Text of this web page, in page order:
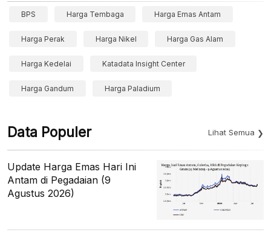
BPS Harga Tembaga Harga Emas Antam
Harga Perak Harga Nikel Harga Gas Alam
Harga Kedelai Katadata Insight Center
Harga Gandum Harga Paladium
Data Populer Lihat Semua
Update Harga Emas Hari Ini
Antam di Pegadaian (9
Agustus 2026)